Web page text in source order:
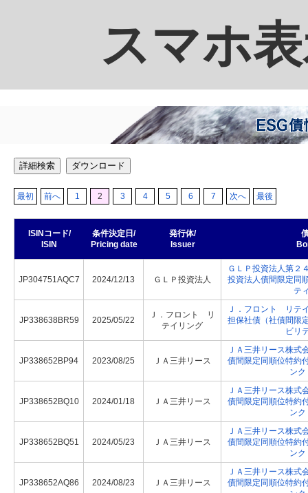
スマホ
詳細検索 ダウンロード
最初 前へ 1 2 3 4 5 6 7 次へ 最後
ISINコード/
ISIN
条件決定日/
Pricing date
発行体/
Issuer
JP304751AQC7 2024/12/13 ＧＬＰ投資法人
ＧＬＰ投資法人第２
投資法人債間限定同
テ
JP338638BR59 2025/05/22
Ｊ．フロント リ
テイリング
Ｊ．フロント リテ
担保社債（社債間限
ビリ
JP338652BP94 2023/08/25 ＪＡ三井リース
ＪＡ三井リース株式
債間限定同順位特約
ンク
JP338652BQ10 2024/01/18 ＪＡ三井リース
ＪＡ三井リース株式
債間限定同順位特約
ンク
JP338652BQ51 2024/05/23 ＪＡ三井リース
ＪＡ三井リース株式
債間限定同順位特約
ンク
JP338652AQ86 2024/08/23 ＪＡ三井リース
ＪＡ三井リース株式
債間限定同順位特約